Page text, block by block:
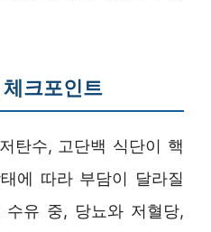
크포인트
탄수, 고단백 식단이 핵
에 따라 부담이 달라질
유 중, 당뇨와 저혈당,